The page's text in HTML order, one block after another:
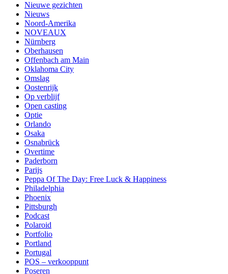
Nieuwe gezichten
Nieuws
Noord-Amerika
NOVEAUX
Nürnberg
Oberhausen
Offenbach am Main
Oklahoma City
Omslag
Oostenrijk
Op verblijf
Open casting
Optie
Orlando
Osaka
Osnabrück
Overtime
Paderborn
Parijs
Peppa Of The Day: Free Luck & Happiness
Philadelphia
Phoenix
Pittsburgh
Podcast
Polaroid
Portfolio
Portland
Portugal
POS – verkooppunt
Poseren